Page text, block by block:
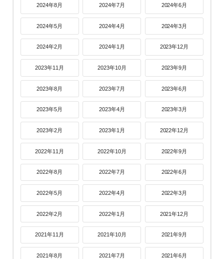
2024年8月 2024年7月 2024年6月
2024年5月 2024年4月 2024年3月
2024年2月 2024年1月 2023年12月
2023年11月 2023年10月 2023年9月
2023年8月 2023年7月 2023年6月
2023年5月 2023年4月 2023年3月
2023年2月 2023年1月 2022年12月
2022年11月 2022年10月 2022年9月
2022年8月 2022年7月 2022年6月
2022年5月 2022年4月 2022年3月
2022年2月 2022年1月 2021年12月
2021年11月 2021年10月 2021年9月
2021年8月 2021年7月 2021年6月